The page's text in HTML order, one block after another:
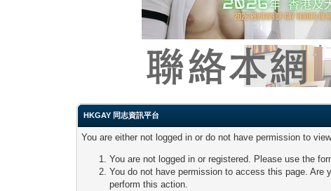
HKGAY 同志資訊平台
You are either not logged in or do not have permission to
You are not logged in or registered. Please use the
You do not have permission to access this page.
perform this action.